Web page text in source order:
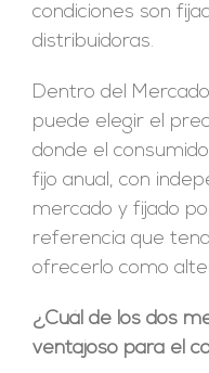
condiciones son
distribuidoras.
Dentro del
puede elegir el
donde el
fijo anual, con
mercado y fijado
referencia que
ofrecerlo como
¿Cuál de los dos
ventajoso para el